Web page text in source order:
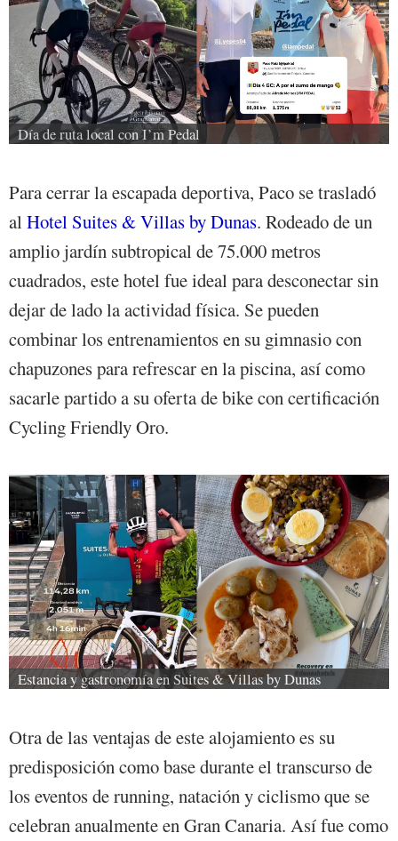
Día de ruta local con I’m Pedal
Para cerrar la escapada deportiva, Paco se trasladó
al Hotel Suites & Villas by Dunas. Rodeado de un
amplio jardín subtropical de 75.000 metros
cuadrados, este hotel fue ideal para desconectar sin
dejar de lado la actividad física. Se pueden
combinar los entrenamientos en su gimnasio con
chapuzones para refrescar en la piscina, así como
sacarle partido a su oferta de bike con certificación
Cycling Friendly Oro.
Estancia y gastronomía en Suites & Villas by Dunas
Otra de las ventajas de este alojamiento es su
predisposición como base durante el transcurso de
los eventos de running, natación y ciclismo que se
celebran anualmente en Gran Canaria. Así fue como